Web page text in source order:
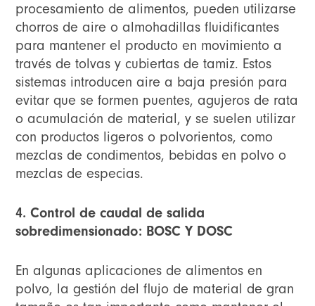
procesamiento de alimentos, pueden utilizarse
chorros de aire o almohadillas fluidificantes
para mantener el producto en movimiento a
través de tolvas y cubiertas de tamiz. Estos
sistemas introducen aire a baja presión para
evitar que se formen puentes, agujeros de rata
o acumulación de material, y se suelen utilizar
con productos ligeros o polvorientos, como
mezclas de condimentos, bebidas en polvo o
mezclas de especias.
4. Control de caudal de salida
sobredimensionado: BOSC Y DOSC
En algunas aplicaciones de alimentos en
polvo, la gestión del flujo de material de gran